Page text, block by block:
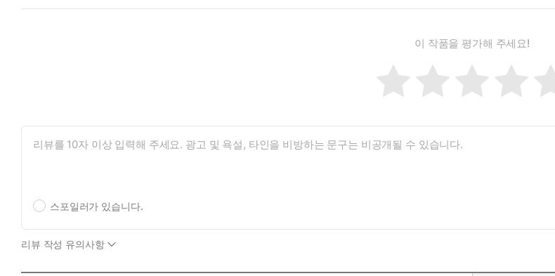
이 작품을 평가해 주세요!
스포일러가 있습니다.
리뷰 작성 유의사항